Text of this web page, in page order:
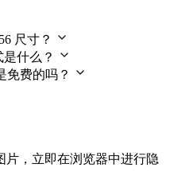
尺寸？
什么？
免费的吗？
片，立即在浏览器中进行隐